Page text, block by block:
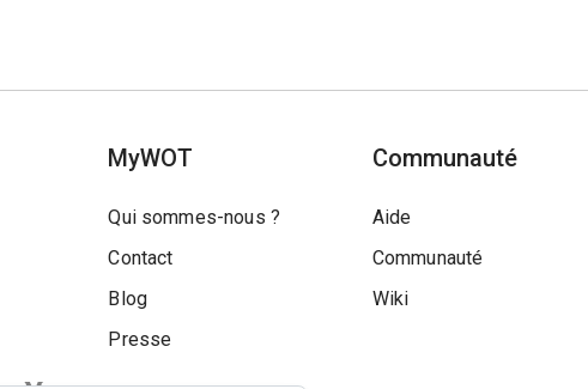
MyWOT
Qui sommes-nous ?
Contact
Blog
Presse
Communauté
Aide
Communauté
Wiki